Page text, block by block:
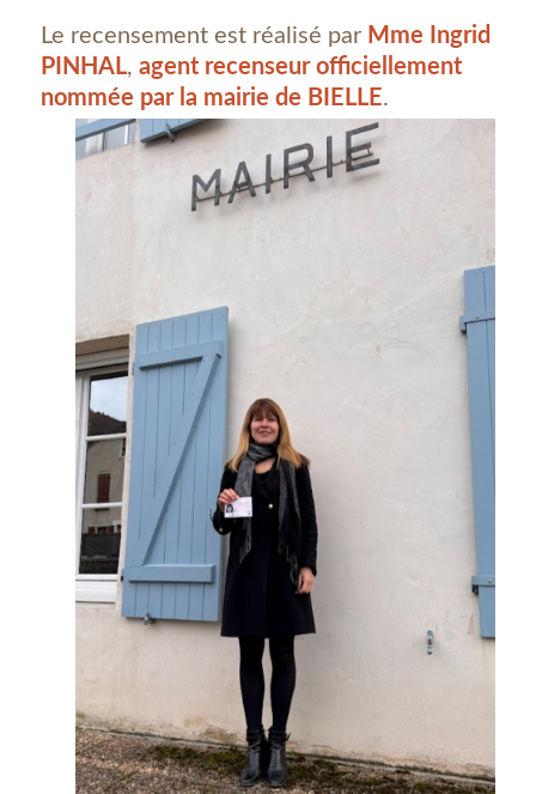
Le recensement est réalisé par Mme Ingrid
PINHAL, agent recenseur officiellement
nommée par la mairie de BIELLE.